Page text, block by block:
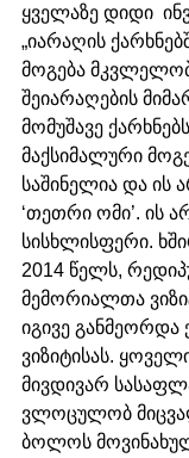
ყველაზე დიდი
„იარაღის
მოგება
შეიარაღების
მომუშავე
მაქსიმალური
საშინელია და ის
‘თეთრი ომი’. ის
სისხლისფერი.
2014 წელს,
მემორიალთა
იგივე განმეორდა
ვიზიტისას.
მივდივარ
ვლოცულობ
ბოლოს